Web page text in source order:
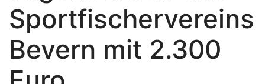
Sportfischervereins
Bevern mit 2.300